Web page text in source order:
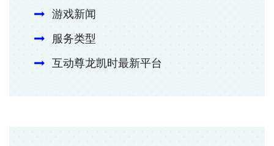
游戏新闻
服务类型
互动尊龙凯时最新平台